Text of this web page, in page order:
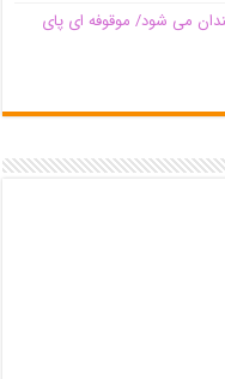
می شود/ موقوفه ای پای